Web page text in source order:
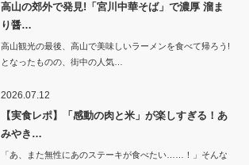
高山の郊外で発見!「宮川中華そば」で濃厚 溜ま
り醤…
高山観光の最後、高山で美味しいラーメンを食べて帰ろう!
となったものの、街中の人気…
2026.07.12
【実食レポ】「感動の肉と米」が楽しすぎる！あ
みやき…
「あ、また無性にあのステーキが食べたい……！」そんな